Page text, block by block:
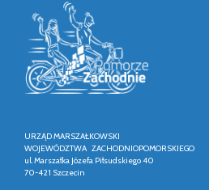
URZĄD MARSZAŁKOWSKI
WOJEWÓDZTWA ZACHODNIOPOMORSKIEGO
ul. Marszałka Józefa Piłsudskiego 40
70-421 Szczecin